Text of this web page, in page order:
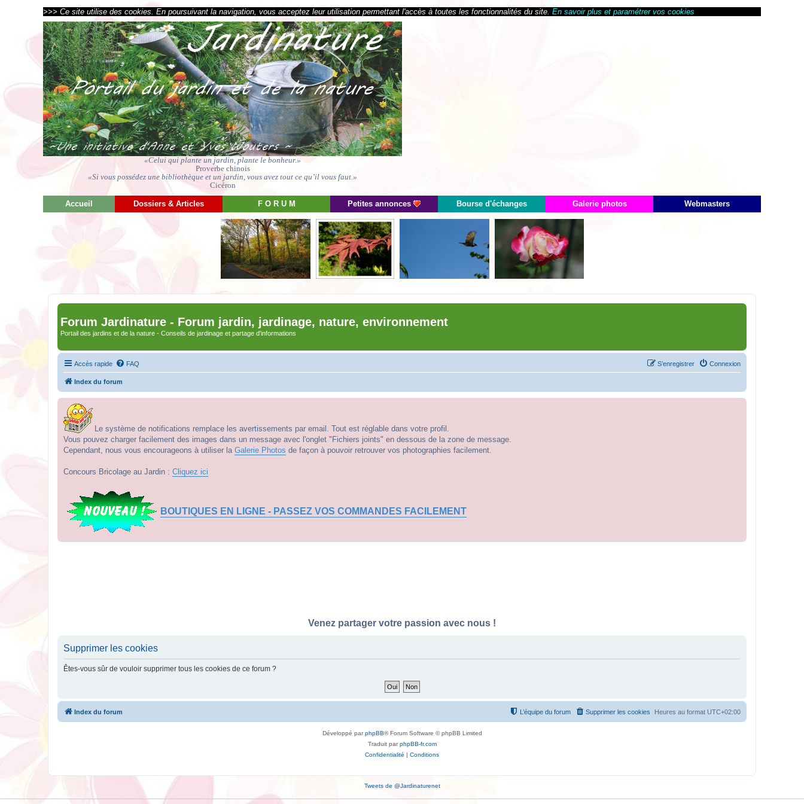
>>> Ce site utilise des cookies. En poursuivant la navigation, vous acceptez leur utilisation permettant l'accès à toutes les fonctionnalités du site. En savoir plus et paramétrer vos cookies
«Celui qui plante un jardin, plante le bonheur.»
Proverbe chinois
«Si vous possédez une bibliothèque et un jardin, vous avez tout ce qu’il vous faut.»
Cicéron
Accueil Dossiers & Articles F O R U M Petites annonces Bourse d'échanges Galerie photos Webmasters
Forum Jardinature - Forum jardin, jardinage, nature, environnement
Portail des jardins et de la nature - Conseils de jardinage et partage d'informations
Accès rapide FAQ Connexion
S’enregistrer
Index du forum
Le système de notifications remplace les avertissements par email. Tout est réglable dans votre profil.
Vous pouvez charger facilement des images dans un message avec l'onglet "Fichiers joints" en dessous de la zone de message.
Cependant, nous vous encourageons à utiliser la Galerie Photos de façon à pouvoir retrouver vos photographies facilement.
Concours Bricolage au Jardin : Cliquez ici
BOUTIQUES EN LIGNE - PASSEZ VOS COMMANDES FACILEMENT
Venez partager votre passion avec nous !
Supprimer les cookies
Êtes-vous sûr de vouloir supprimer tous les cookies de ce forum ?
Index du forum Heures au format UTC+02:00
Supprimer les cookies
L’équipe du forum
Développé parphpBB® Forum Software © phpBB Limited
Traduit parphpBB-fr.com
Confidentialité | Conditions
Tweets de @Jardinaturenet